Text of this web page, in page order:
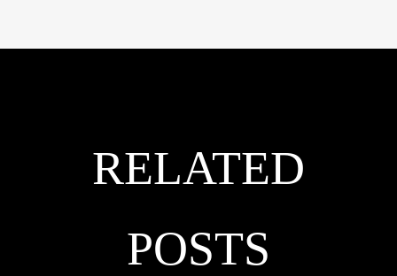
RELATED
POSTS